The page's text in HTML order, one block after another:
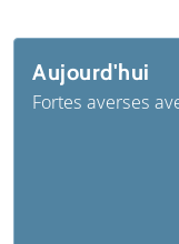
Aujourd'hui
Fortes averses